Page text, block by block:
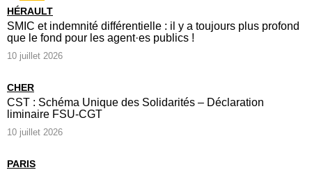
HÉRAULT
SMIC et indemnité différentielle : il y a toujours plus profond
que le fond pour les agent·es publics !
10 juillet 2026
CHER
CST : Schéma Unique des Solidarités – Déclaration
liminaire FSU-CGT
10 juillet 2026
PARIS